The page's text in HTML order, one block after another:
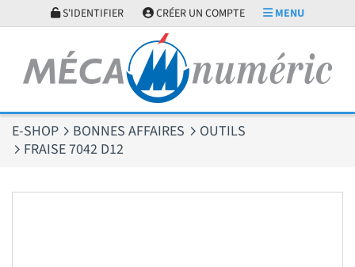
S'IDENTIFIER CRÉER UN COMPTE MENU
E-SHOP BONNES AFFAIRES
OUTILS
FRAISE 7042 D12
Panneau de gestion des cookies